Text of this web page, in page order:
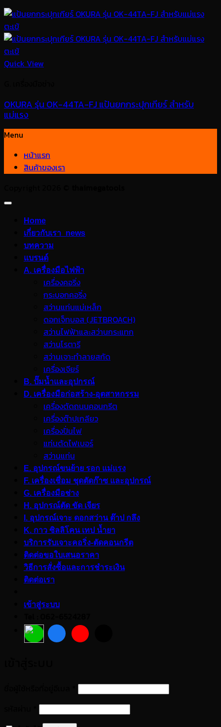
Quick View
OKURA รุ่น OK-44TA-FJ แป้นยกกระปุกเกียร์ สำหรับ
แม่แรง
Menu
หน้าแรก
สินค้าของเรา
Home
เกี่ยวกับเรา_news
บทความ
แบรนด์
A. เครื่องมือไฟฟ้า
เครื่องคอริ่ง
กระบอกคอริ่ง
สว่านแท่นแม่เหล็ก
ดอกเจ็ทบอส (JETBROACH)
สว่านไฟฟ้าและสว่านกระแทก
สว่านโรตารี
สว่านเจาะทำลายสกัด
เครื่องเจียร์
B. ปั๊มน้ำและอุปกรณ์
D. เครื่องมือก่อสร้าง-อุตสาหกรรม
เครื่องตัดถนนคอนกรีต
เครื่องต๊าปเกลียว
เครื่องปั่นไฟ
แท่นตัดไฟเบอร์
สว่านแท่น
E. อุปกรณ์ขนย้าย รอก แม่แรง
F. เครื่องเชื่อม ชุดตัดก๊าซ และอุปกรณ์
G. เครื่องมือช่าง
H. อุปกรณ์ตัด ขัด เจียร
I. อุปกรณ์เจาะ ดอกสว่าน ต๊าป กลึง
K. กาว ซิลลิโคน เทป น้ำยา
บริการรับเจาะคอริ่ง-ตัดคอนกรีต
ติดต่อขอใบเสนอราคา
วิธีการสั่งซื้อและการชำระเงิน
ติดต่อเรา
เข้าสู่ระบบ
ต้องการ
ต้องการ